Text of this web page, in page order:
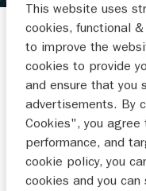
Scheendijk 15
3621 VC
035 577 9855
This website uses
cookies, functional
to improve the
cookies to provide
and ensure that you
advertisements. By
Cookies", you agree
performance, and
cookie policy, you
cookies and you can